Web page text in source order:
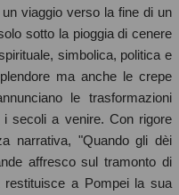
viaggio verso la fine di un
sotto la pioggia di cenere
simbolica, politica e
ma anche le crepe
le trasformazioni
i secoli a venire. Con rigore
narrativa, "Quando gli dèi
affresco sul tramonto di
a Pompei la sua